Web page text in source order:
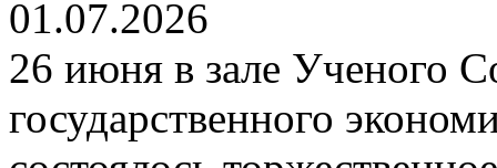
01.07.2026
26 июня в зале Ученого
государственного